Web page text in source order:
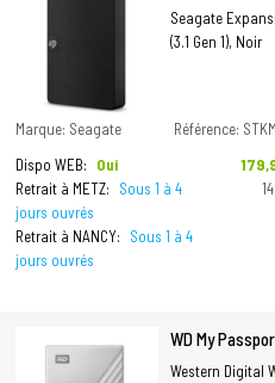
Seagate
(3.1 Gen 1), Noir
Marque: Seagate Référence:
Dispo WEB:
Oui
Retrait à METZ:
Sous 1 à 4
jours ouvrés
Retrait à NANCY:
Sous 1 à 4
jours ouvrés
Prix
WD My
Western Digital